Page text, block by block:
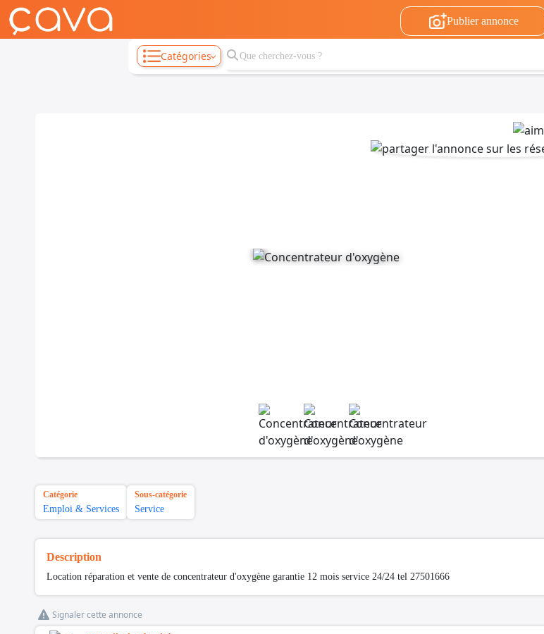
Publier annonce
Catégories
Catégorie
Emploi & Services
Sous-catégorie
Service
Description
Location réparation et vente de concentrateur d'oxygène garantie 12 mois service 24/24 tel 27501666
Signaler cette annonce